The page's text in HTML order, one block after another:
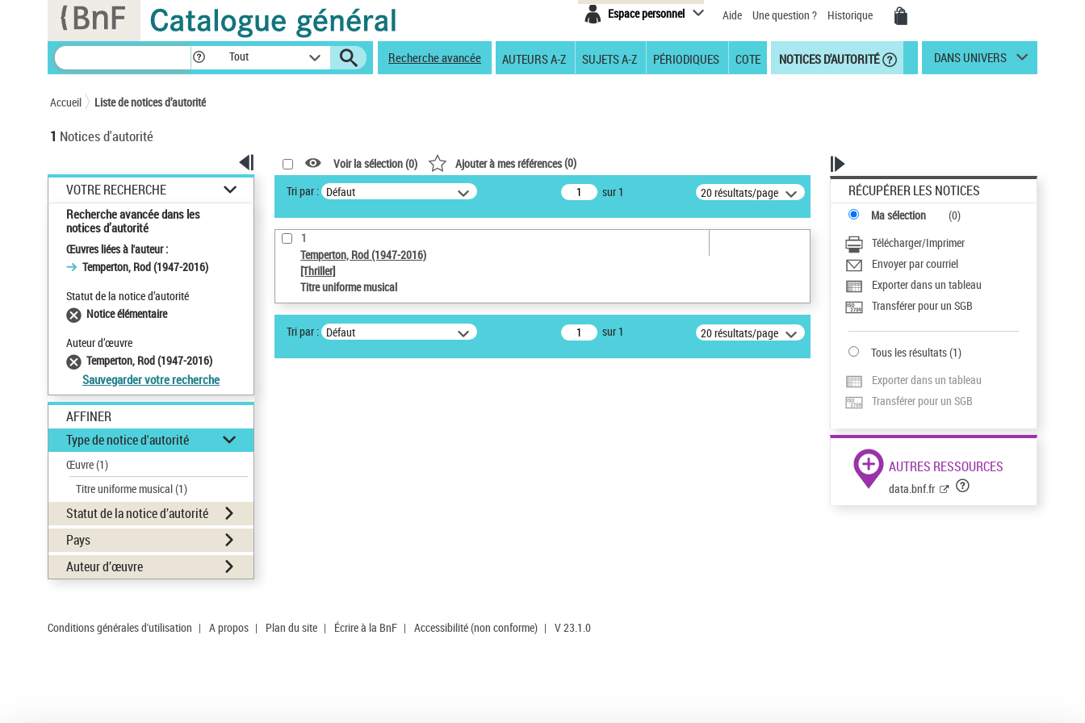
Espace personnel Aide Une question ? Historique
Tout Recherche avancée AUTEURS A-Z SUJETS A-Z PÉRIODIQUES COTE NOTICES D'AUTORITÉ DANS UNIVERS
Accueil Liste de notices d’autorité
1 Notices d'autorité
VOTRE RECHERCHE
Recherche avancée dans les
notices d’autorité
Œuvres liées à l'auteur :
Temperton, Rod (1947-2016)
Statut de la notice d’autorité
Notice élémentaire
Auteur d’œuvre
Temperton, Rod (1947-2016)
Sauvegarder votre recherche
AFFINER
Type de notice d'autorité
Œuvre(1)
Titre uniforme musical(1)
Statut de la notice d’autorité
Pays
Auteur d’œuvre
Voir la sélection (0) Ajouter à mes références(0)
Tri par : Défaut sur 1 20 résultats/page
1
Temperton, Rod (1947-2016)
[Thriller]
Titre uniforme musical
Tri par : Défaut sur 1 20 résultats/page
RÉCUPÉRER LES NOTICES
Ma sélection (0)
Télécharger/Imprimer
Envoyer par courriel
Exporter dans un tableau
Transférer pour un SGB
Tous les résultats(1)
Exporter dans un tableau
Transférer pour un SGB
AUTRES RESSOURCES
data.bnf.fr
Conditions générales d'utilisation | A propos | Plan du site | Écrire à la BnF | Accessibilité (non conforme) | V 23.1.0
Panneau de gestion des cookies